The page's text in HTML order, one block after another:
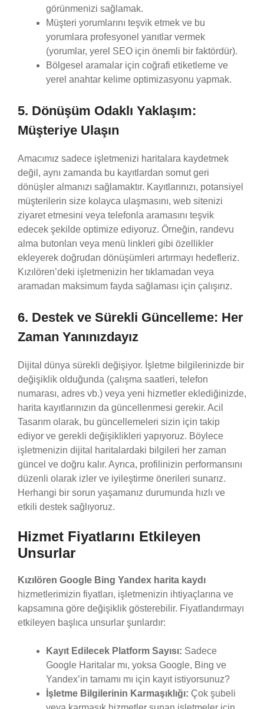
görünmenizi sağlamak.
Müşteri yorumlarını teşvik etmek ve bu
yorumlara profesyonel yanıtlar vermek
(yorumlar, yerel SEO için önemli bir faktördür).
Bölgesel aramalar için coğrafi etiketleme ve
yerel anahtar kelime optimizasyonu yapmak.
5. Dönüşüm Odaklı Yaklaşım:
Müşteriye Ulaşın
Amacımız sadece işletmenizi haritalara kaydetmek
değil, aynı zamanda bu kayıtlardan somut geri
dönüşler almanızı sağlamaktır. Kayıtlarınızı, potansiyel
müşterilerin size kolayca ulaşmasını, web sitenizi
ziyaret etmesini veya telefonla aramasını teşvik
edecek şekilde optimize ediyoruz. Örneğin, randevu
alma butonları veya menü linkleri gibi özellikler
ekleyerek doğrudan dönüşümleri artırmayı hedefleriz.
Kızılören’deki işletmenizin her tıklamadan veya
aramadan maksimum fayda sağlaması için çalışırız.
6. Destek ve Sürekli Güncelleme: Her
Zaman Yanınızdayız
Dijital dünya sürekli değişiyor. İşletme bilgilerinizde bir
değişiklik olduğunda (çalışma saatleri, telefon
numarası, adres vb.) veya yeni hizmetler eklediğinizde,
harita kayıtlarınızın da güncellenmesi gerekir. Acil
Tasarım olarak, bu güncellemeleri sizin için takip
ediyor ve gerekli değişiklikleri yapıyoruz. Böylece
işletmenizin dijital haritalardaki bilgileri her zaman
güncel ve doğru kalır. Ayrıca, profilinizin performansını
düzenli olarak izler ve iyileştirme önerileri sunarız.
Herhangi bir sorun yaşamanız durumunda hızlı ve
etkili destek sağlıyoruz.
Hizmet Fiyatlarını Etkileyen
Unsurlar
Kızılören Google Bing Yandex harita kaydı
hizmetlerimizin fiyatları, işletmenizin ihtiyaçlarına ve
kapsamına göre değişiklik gösterebilir. Fiyatlandırmayı
etkileyen başlıca unsurlar şunlardır:
Kayıt Edilecek Platform Sayısı: Sadece
Google Haritalar mı, yoksa Google, Bing ve
Yandex’in tamamı mı için kayıt istiyorsunuz?
İşletme Bilgilerinin Karmaşıklığı: Çok şubeli